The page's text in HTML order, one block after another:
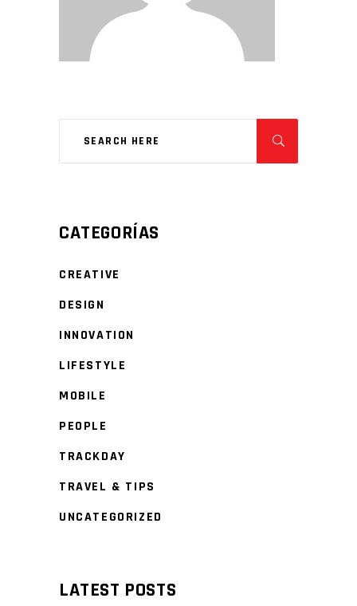
CATEGORÍAS
CREATIVE
DESIGN
INNOVATION
LIFESTYLE
MOBILE
PEOPLE
TRACKDAY
TRAVEL & TIPS
UNCATEGORIZED
LATEST POSTS